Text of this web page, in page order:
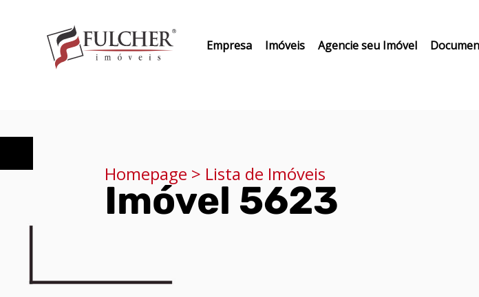
Empresa Imóveis Agencie seu Imóvel
Homepage > Lista de Imóveis
Imóvel 5623